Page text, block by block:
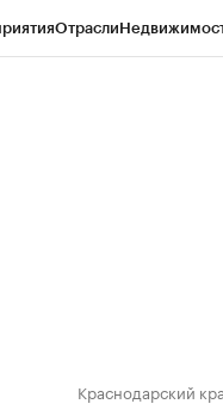
Отрасли
Краснодарский